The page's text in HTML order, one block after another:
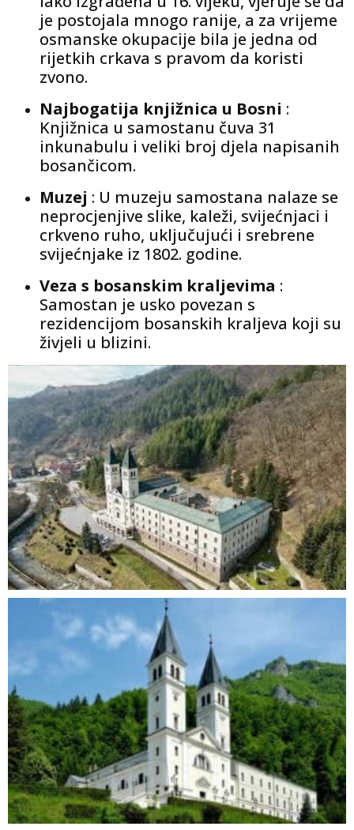
je postojala mnogo ranije, a za vrijeme
osmanske okupacije bila je jedna od
rijetkih crkava s pravom da koristi
zvono.
Najbogatija knjižnica u Bosni :
Knjižnica u samostanu čuva 31
inkunabulu i veliki broj djela napisanih
bosančicom.
Muzej : U muzeju samostana nalaze se
neprocjenjive slike, kaleži, svijećnjaci i
crkveno ruho, uključujući i srebrene
svijećnjake iz 1802. godine.
Veza s bosanskim kraljevima :
Samostan je usko povezan s
rezidencijom bosanskih kraljeva koji su
živjeli u blizini.